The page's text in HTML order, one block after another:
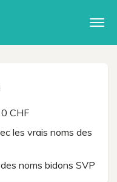
CHF
les vrais noms des
noms bidons SVP